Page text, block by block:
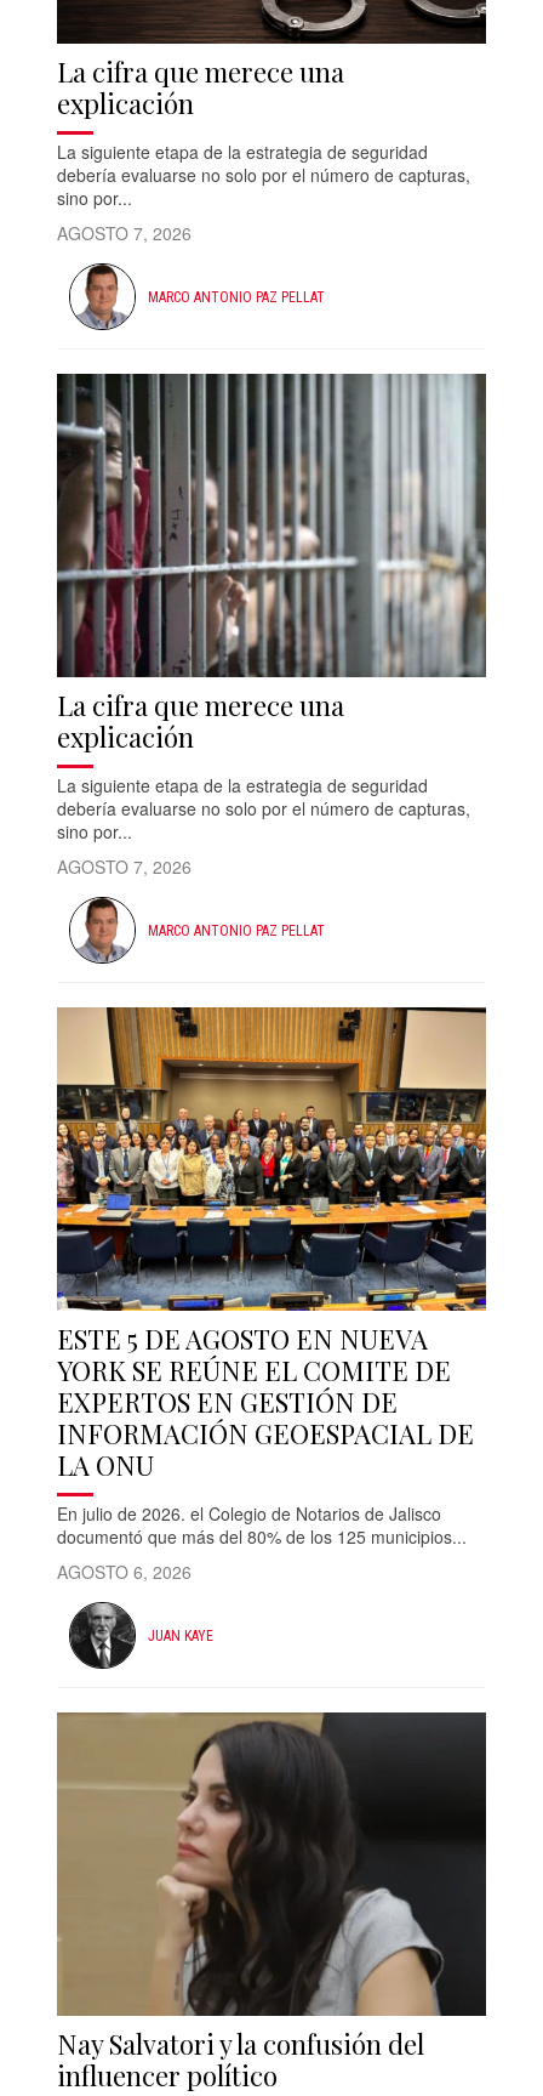
La cifra que merece una
explicación
La siguiente etapa de la estrategia de seguridad
debería evaluarse no solo por el número de capturas,
sino por...
AGOSTO 7, 2026
MARCO ANTONIO PAZ PELLAT
La cifra que merece una
explicación
La siguiente etapa de la estrategia de seguridad
debería evaluarse no solo por el número de capturas,
sino por...
AGOSTO 7, 2026
MARCO ANTONIO PAZ PELLAT
ESTE 5 DE AGOSTO EN NUEVA
YORK SE REÚNE EL COMITE DE
EXPERTOS EN GESTIÓN DE
INFORMACIÓN GEOESPACIAL DE
LA ONU
En julio de 2026. el Colegio de Notarios de Jalisco
documentó que más del 80% de los 125 municipios...
AGOSTO 6, 2026
JUAN KAYE
Nay Salvatori y la confusión del
influencer político